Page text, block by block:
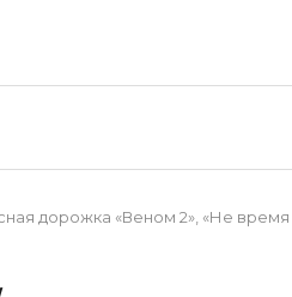
дорожка «Веном 2», «Не